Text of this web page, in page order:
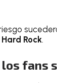
Rock.
fans